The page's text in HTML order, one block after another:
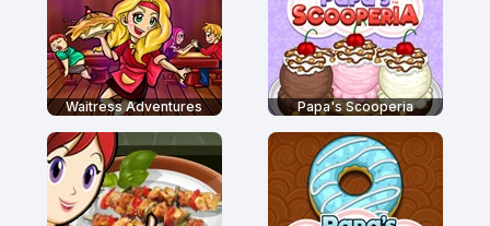
Waitress Adventures Papa's Scooperia